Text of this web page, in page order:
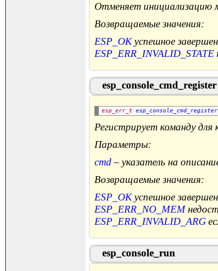
Отменяет инициализацию
Возвращаемые значения:
ESP_OKуспешное
ESP_ERR_INVALID_STATE
esp_console_cmd_register
esp_err_t
Регистрирует команду для
Параметры:
cmd– указатель на
Возвращаемые значения:
ESP_OKуспешное
ESP_ERR_NO_MEM
ESP_ERR_INVALID_ARG
esp_console_run